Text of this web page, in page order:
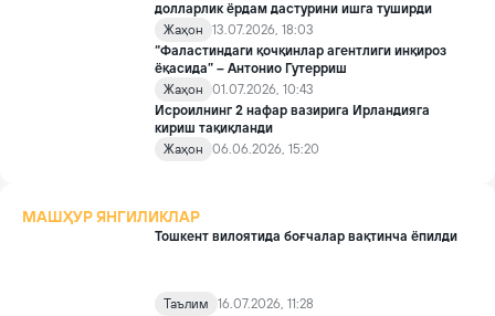
долларлик ёрдам дастурини ишга туширди
Жаҳон
13.07.2026, 18:03
“Фаластиндаги қочқинлар агентлиги инқироз
ёқасида” – Антонио Гутерриш
Жаҳон
01.07.2026, 10:43
Исроилнинг 2 нафар вазирига Ирландияга
кириш тақиқланди
Жаҳон
06.06.2026, 15:20
МАШҲУР ЯНГИЛИКЛАР
Тошкент вилоятида боғчалар вақтинча ёпилди
Таълим
16.07.2026, 11:28